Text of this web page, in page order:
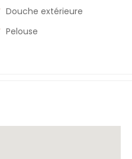
Douche extérieure
Pelouse